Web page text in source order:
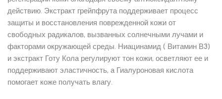
действию. Экстракт грейпфрута поддерживает процесс
защиты и восстановления поврежденной кожи от
свободных радикалов, вызванных солнечными лучами и
факторами окружающей среды. Ниацинамид ( Витамин В3)
и экстракт Готу Кола регулируют тон кожи, осветляют ее и
поддерживают эластичность, а Гиалуроновая кислота
помогает коже получать влагу.